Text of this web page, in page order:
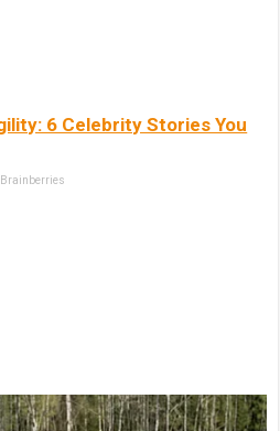
6 Celebrity Stories You
Brainberries